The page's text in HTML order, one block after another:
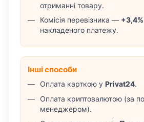
отриманні товару.
Комісія перевізника — +3,4%
накладеного платежу.
Інші способи
Оплата карткою у Privat24.
Оплата криптовалютою (за
менеджером).